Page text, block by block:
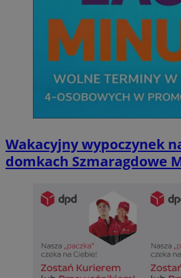
Wakacyjny wypoczynek
domkach Szmaragdowe